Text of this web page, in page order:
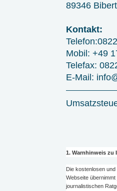
89346
Kontakt:
Mobil: +49
Telefax:
E-Mail:
1. Warnhinweis zu
Die kostenlosen
Webseite
journalistischen